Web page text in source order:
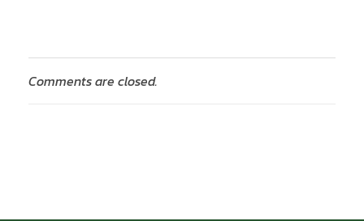
Comments are closed.